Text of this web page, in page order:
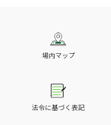
場内マップ
法令に基づく表記